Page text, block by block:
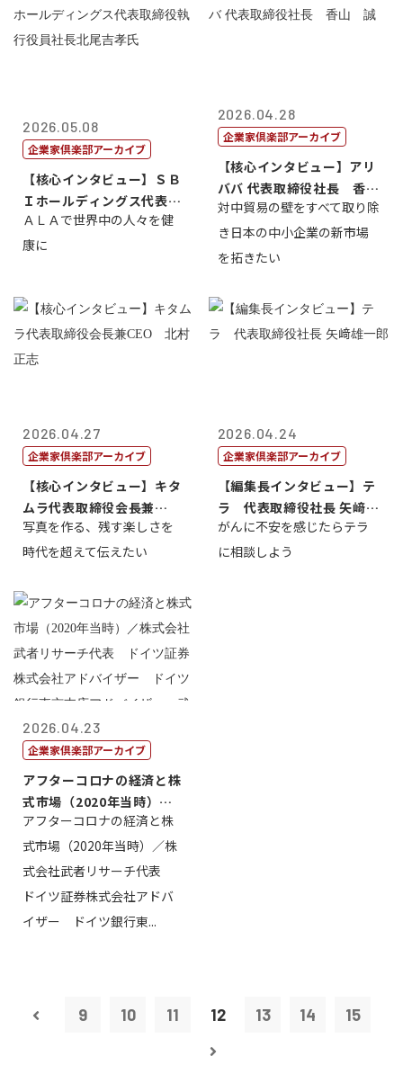
2026.05.08
企業家倶楽部アーカイブ
【核心インタビュー】ＳＢ
Ｉホールディングス代表取
締役執行役員...
ＡＬＡで世界中の人々を健
康に
2026.04.28
企業家倶楽部アーカイブ
【核心インタビュー】アリ
ババ 代表取締役社長 香
山 誠
対中貿易の壁をすべて取り除
き日本の中小企業の新市場
を拓きたい
2026.04.27
企業家倶楽部アーカイブ
【核心インタビュー】キタ
ムラ代表取締役会長兼
CEO 北村正志
写真を作る、残す楽しさを
時代を超えて伝えたい
2026.04.24
企業家倶楽部アーカイブ
【編集長インタビュー】テ
ラ 代表取締役社長 矢﨑雄
一郎
がんに不安を感じたらテラ
に相談しよう
2026.04.23
企業家倶楽部アーカイブ
アフターコロナの経済と株
式市場（2020年当時）／
株式会社武...
アフターコロナの経済と株
式市場（2020年当時）／株
式会社武者リサーチ代表
ドイツ証券株式会社アドバ
イザー ドイツ銀行東...
9 10 11 12 13 14 15